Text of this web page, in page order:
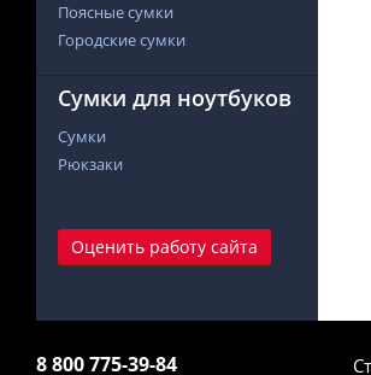
Поясные сумки
Городские сумки
Сумки для ноутбуков
Сумки
Рюкзаки
Оценить работу сайта
8 800 775-39-84